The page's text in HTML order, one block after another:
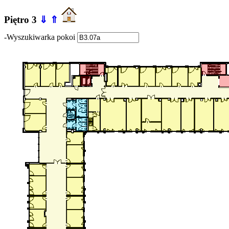
Piętro 3 ⇓ ⇑
-Wyszukiwarka pokoi